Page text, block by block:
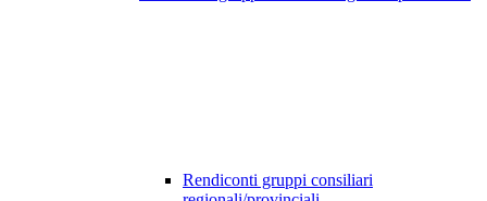
Rendiconti gruppi consiliari